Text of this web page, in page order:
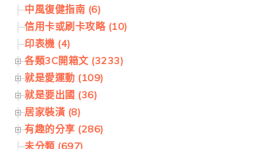
中風復健指南 (6)
信用卡或刷卡攻略 (10)
印表機 (4)
各類3C開箱文 (3233)
就是愛運動 (109)
就是要出國 (36)
居家裝潢 (8)
有趣的分享 (286)
未分類 (697)